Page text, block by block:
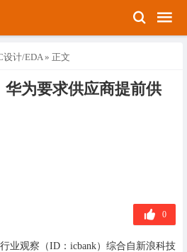
设计/EDA» 正文
为要求供应商提前供
0
行业观察（ID：icbank）综合自新浪科技